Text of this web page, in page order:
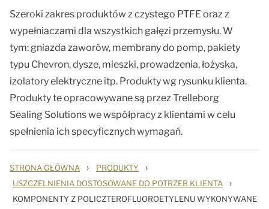
Szeroki zakres produktów z czystego PTFE oraz z
wypełniaczami dla wszystkich gałęzi przemysłu. W
tym: gniazda zaworów, membrany do pomp, pakiety
typu Chevron, dysze, mieszki, prowadzenia, łożyska,
izolatory elektryczne itp. Produkty wg rysunku klienta.
Produkty te opracowywane są przez Trelleborg
Sealing Solutions we współpracy z klientami w celu
spełnienia ich specyficznych wymagań.
STRONA GŁÓWNA › PRODUKTY ›
USZCZELNIENIA DOSTOSOWANE DO POTRZEB KLIENTA ›
KOMPONENTY Z POLICZTEROFLUOROETYLENU WYKONYWANE